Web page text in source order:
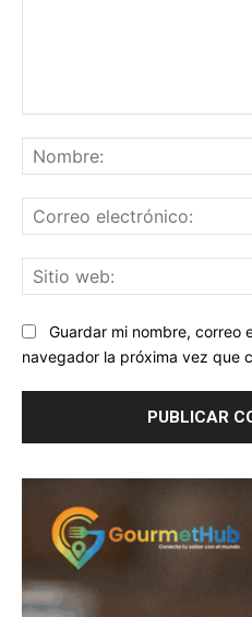
Guardar mi nombre, correo
navegador la próxima vez que